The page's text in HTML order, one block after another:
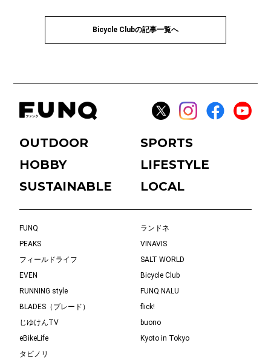
Bicycle Clubの記事一覧へ
OUTDOOR
SPORTS
HOBBY
LIFESTYLE
SUSTAINABLE
LOCAL
FUNQ
ランドネ
PEAKS
VINAVIS
フィールドライフ
SALT WORLD
EVEN
Bicycle Club
RUNNING style
FUNQ NALU
BLADES（ブレード）
flick!
じゆけんTV
buono
eBikeLife
Kyoto in Tokyo
タビノリ